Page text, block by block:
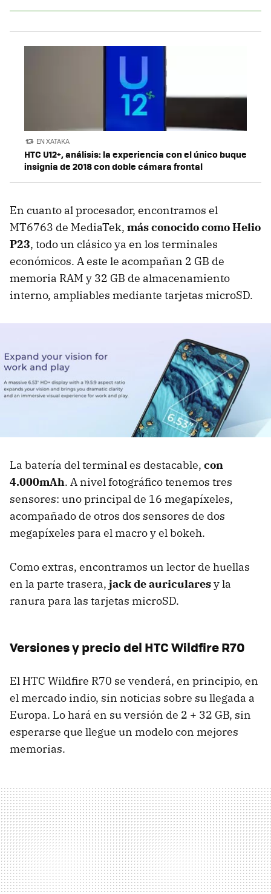
EN XATAKA
HTC U12+, análisis: la experiencia con el único buque
insignia de 2018 con doble cámara frontal
En cuanto al procesador, encontramos el
MT6763 de MediaTek, más conocido como Helio
P23, todo un clásico ya en los terminales
económicos. A este le acompañan 2 GB de
memoria RAM y 32 GB de almacenamiento
interno, ampliables mediante tarjetas microSD.
La batería del terminal es destacable, con
4.000mAh. A nivel fotográfico tenemos tres
sensores: uno principal de 16 megapíxeles,
acompañado de otros dos sensores de dos
megapíxeles para el macro y el bokeh.
Como extras, encontramos un lector de huellas
en la parte trasera, jack de auricularesy la
ranura para las tarjetas microSD.
Versiones y precio del HTC Wildfire R70
El HTC Wildfire R70 se venderá, en principio, en
el mercado indio, sin noticias sobre su llegada a
Europa. Lo hará en su versión de 2 + 32 GB, sin
esperarse que llegue un modelo con mejores
memorias.